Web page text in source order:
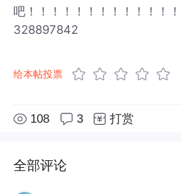
吧！！！！！！！！！！！！
328897842
给本帖投票
108 3 打赏
全部评论